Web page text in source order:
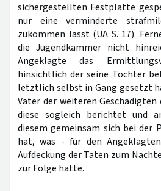
sichergestellten Festplatte
nur eine verminderte
zukommen lässt (UA S. 17).
die Jugendkammer nicht
Angeklagte das
hinsichtlich der seine Tochter
letztlich selbst in Gang gesetzt
Vater der weiteren
diese sogleich berichtet und
diesem gemeinsam sich bei der
hat, was - für den
Aufdeckung der Taten zum
zur Folge hatte.